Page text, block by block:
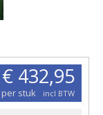
€ 432,95
per stuk incl BTW